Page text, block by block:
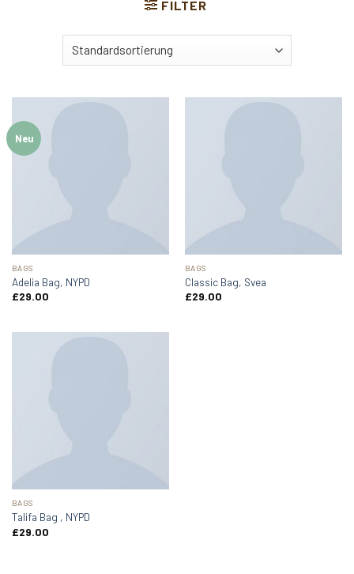
FILTER
Neu
BAGS
Adelia Bag, NYPD
£29.00
BAGS
Classic Bag, Svea
£29.00
BAGS
Talifa Bag , NYPD
£29.00